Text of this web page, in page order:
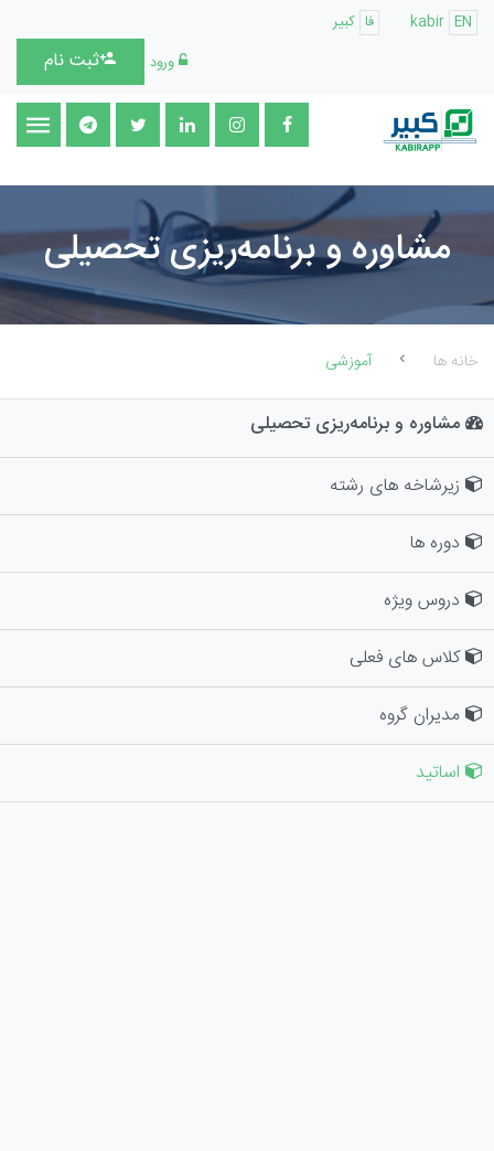
kabir EN فا کبیر
ورود
ثبت نام
مشاوره و برنامه‌ریزی تحصیلی
خانه ها آموزشی
مشاوره و برنامه‌ریزی تحصیلی
زیرشاخه های رشته
دوره ها
دروس ویژه
کلاس های فعلی
مدیران گروه
اساتید